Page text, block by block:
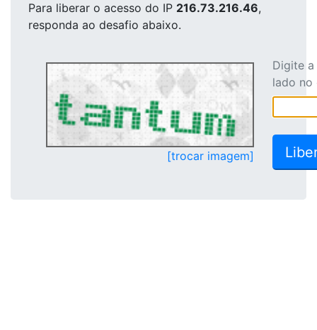
Para liberar o acesso do IP 216.73.216.46,
responda ao desafio abaixo.
[trocar imagem]
Digite
lado no